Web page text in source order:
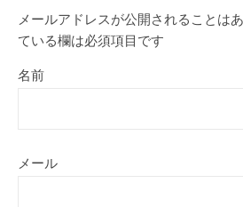
メールアドレスが公開されることはあ
ている欄は必須項目です
名前
メール